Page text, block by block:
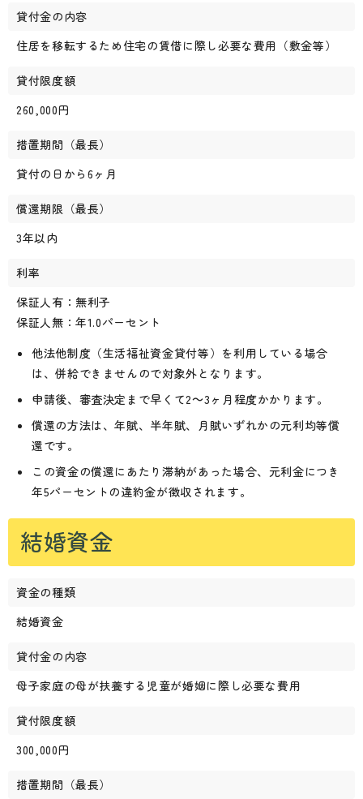
貸付金の内容
住居を移転するため住宅の賃借に際し必要な費用（敷金等）
貸付限度額
260,000円
措置期間（最長）
貸付の日から6ヶ月
償還期限（最長）
3年以内
利率
保証人有：無利子
保証人無：年1.0パーセント
他法他制度（生活福祉資金貸付等）を利用している場合
は、併給できませんので対象外となります。
申請後、審査決定まで早くて2～3ヶ月程度かかります。
償還の方法は、年賦、半年賦、月賦いずれかの元利均等償
還です。
この資金の償還にあたり滞納があった場合、元利金につき
年5パーセントの違約金が徴収されます。
結婚資金
資金の種類
結婚資金
貸付金の内容
母子家庭の母が扶養する児童が婚姻に際し必要な費用
貸付限度額
300,000円
措置期間（最長）